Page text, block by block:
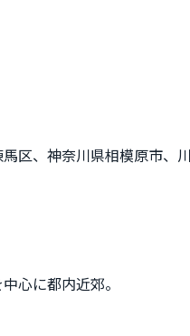
区、神奈川県相模原市、
心に都内近郊。